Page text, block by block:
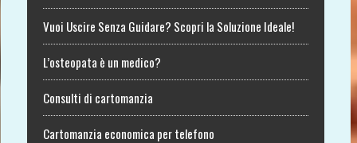
Vuoi Uscire Senza Guidare? Scopri la Soluzione Ideale!
L’osteopata è un medico?
Consulti di cartomanzia
Cartomanzia economica per telefono